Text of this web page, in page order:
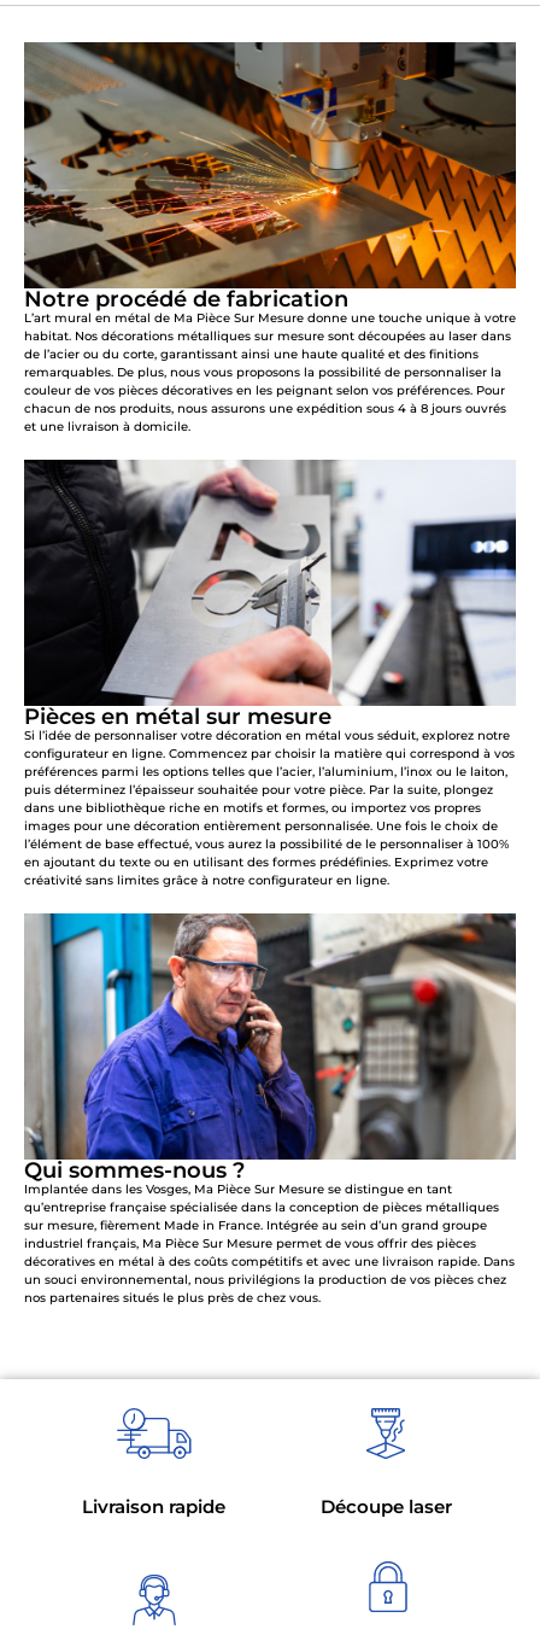
Notre procédé de fabrication
L’art mural en métal de Ma Pièce Sur Mesure donne une touche unique à votre
habitat. Nos décorations métalliques sur mesure sont découpées au laser dans
de l’acier ou du corte, garantissant ainsi une haute qualité et des finitions
remarquables. De plus, nous vous proposons la possibilité de personnaliser la
couleur de vos pièces décoratives en les peignant selon vos préférences. Pour
chacun de nos produits, nous assurons une expédition sous 4 à 8 jours ouvrés
et une livraison à domicile.
Pièces en métal sur mesure
Si l’idée de personnaliser votre décoration en métal vous séduit, explorez notre
configurateur en ligne. Commencez par choisir la matière qui correspond à vos
préférences parmi les options telles que l’acier, l’aluminium, l’inox ou le laiton,
puis déterminez l’épaisseur souhaitée pour votre pièce. Par la suite, plongez
dans une bibliothèque riche en motifs et formes, ou importez vos propres
images pour une décoration entièrement personnalisée. Une fois le choix de
l’élément de base effectué, vous aurez la possibilité de le personnaliser à 100%
en ajoutant du texte ou en utilisant des formes prédéfinies. Exprimez votre
créativité sans limites grâce à notre configurateur en ligne.
Qui sommes-nous ?
Implantée dans les Vosges, Ma Pièce Sur Mesure se distingue en tant
qu’entreprise française spécialisée dans la conception de pièces métalliques
sur mesure, fièrement Made in France. Intégrée au sein d’un grand groupe
industriel français, Ma Pièce Sur Mesure permet de vous offrir des pièces
décoratives en métal à des coûts compétitifs et avec une livraison rapide. Dans
un souci environnemental, nous privilégions la production de vos pièces chez
nos partenaires situés le plus près de chez vous.
Livraison rapide Découpe laser